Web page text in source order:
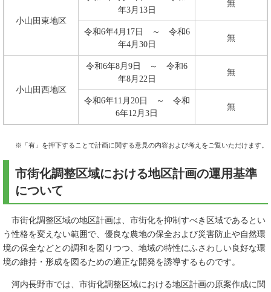
小山田東地区
年3月13日
無
令和6年4月17日 ～ 令和6
年4月30日
無
小山田西地区
​令和6年8月9日 ～ 令和6
年8月22日
無
令和6年11月20日 ～ 令和
6年12月3日
無
※「有」を押下することで計画に関する意見の内容および考えをご覧いただけます。
市街化調整区域における地区計画の運用基準
について
市街化調整区域の地区計画は、市街化を抑制すべき区域であるとい
う性格を変えない範囲で、優良な農地の保全および災害防止や自然環
境の保全などとの調和を図りつつ、地域の特性にふさわしい良好な環
境の維持・形成を図るための適正な開発を誘導するものです。
河内長野市では、市街化調整区域における地区計画の原案作成に関